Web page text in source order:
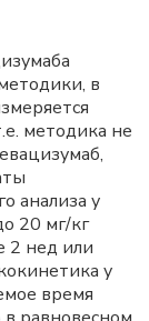
в
методика не
анализа у
20 мг/кг
2 нед или
у
время